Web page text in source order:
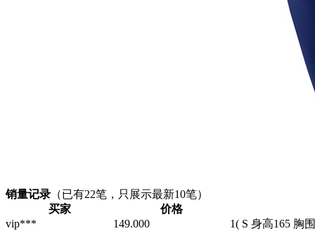
销量记录 （已有22笔，只展示最新10笔）
买家
价格
vip***
149.000 1( S 身高165 胸